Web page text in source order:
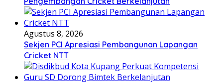
Agustus 8, 2026
Sekjen PCI Apresiasi Pembangunan Lapangan
Cricket NTT